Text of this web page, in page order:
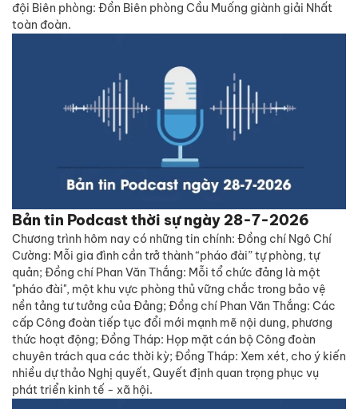
đội Biên phòng: Đồn Biên phòng Cầu Muống giành giải Nhất
toàn đoàn.
Bản tin Podcast thời sự ngày 28-7-2026
Chương trình hôm nay có những tin chính: Đồng chí Ngô Chí
Cường: Mỗi gia đình cần trở thành “pháo đài” tự phòng, tự
quản; Đồng chí Phan Văn Thắng: Mỗi tổ chức đảng là một
"pháo đài", một khu vực phòng thủ vững chắc trong bảo vệ
nền tảng tư tưởng của Đảng; Đồng chí Phan Văn Thắng: Các
cấp Công đoàn tiếp tục đổi mới mạnh mẽ nội dung, phương
thức hoạt động; Đồng Tháp: Họp mặt cán bộ Công đoàn
chuyên trách qua các thời kỳ; Đồng Tháp: Xem xét, cho ý kiến
nhiều dự thảo Nghị quyết, Quyết định quan trọng phục vụ
phát triển kinh tế - xã hội.